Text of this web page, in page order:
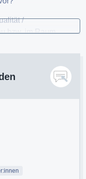
/
bzw. im Raum